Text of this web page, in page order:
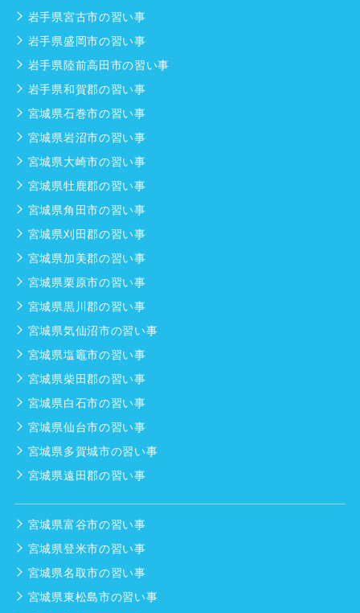
岩手県宮古市の習い事
岩手県盛岡市の習い事
岩手県陸前高田市の習い事
岩手県和賀郡の習い事
宮城県石巻市の習い事
宮城県岩沼市の習い事
宮城県大崎市の習い事
宮城県牡鹿郡の習い事
宮城県角田市の習い事
宮城県刈田郡の習い事
宮城県加美郡の習い事
宮城県栗原市の習い事
宮城県黒川郡の習い事
宮城県気仙沼市の習い事
宮城県塩竈市の習い事
宮城県柴田郡の習い事
宮城県白石市の習い事
宮城県仙台市の習い事
宮城県多賀城市の習い事
宮城県遠田郡の習い事
宮城県富谷市の習い事
宮城県登米市の習い事
宮城県名取市の習い事
宮城県東松島市の習い事